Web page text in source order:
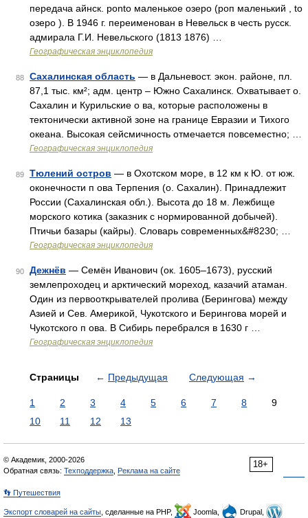
передача айнск. ponto маленькое озеро (роп маленький , to
озеро ). В 1946 г. переименован в Невельск в честь русск.
адмирала Г.И. Невельского (1813 1876) …
Географическая энциклопедия
88 Сахалинская область — в Дальневост. экон. районе, пл.
87,1 тыс. км²; адм. центр – Южно Сахалинск. Охватывает о.
Сахалин и Курильские о ва, которые расположены в
тектонически активной зоне на границе Евразии и Тихого
океана. Высокая сейсмичность отмечается повсеместно; …
Географическая энциклопедия
89 Тюлений остров — в Охотском море, в 12 км к Ю. от юж.
оконечности п ова Терпения (о. Сахалин). Принадлежит
России (Сахалинская обл.). Высота до 18 м. Лежбище
морского котика (заказник с нормированной добычей).
Птичьи базары (кайры). Словарь современных&#8230; …
Географическая энциклопедия
90 Дежнёв — Семён Иванович (ок. 1605–1673), русский
землепроходец и арктический мореход, казачий атаман.
Один из первооткрывателей пролива (Берингова) между
Азией и Сев. Америкой, Чукотского и Берингова морей и
Чукотского п ова. В Сибирь перебрался в 1630 г …
Географическая энциклопедия
Страницы ← Предыдущая Следующая →
1 2 3 4 5 6 7 8
9
10
11 12 13
18+
© Академик, 2000-2026
Обратная связь: Техподдержка Реклама на сайте
👣 Путешествия
Экспорт словарей на сайты , сделанные на PHP, Joomla,
Drupal,